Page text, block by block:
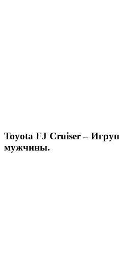
Toyota FJ Cruiser –
мужчины.